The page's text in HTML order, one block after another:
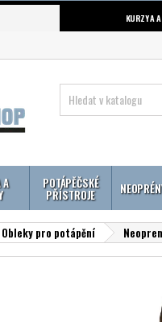
KURZY A
A POTÁPĚČSKÉ
PŘÍSTROJE
pro potápění